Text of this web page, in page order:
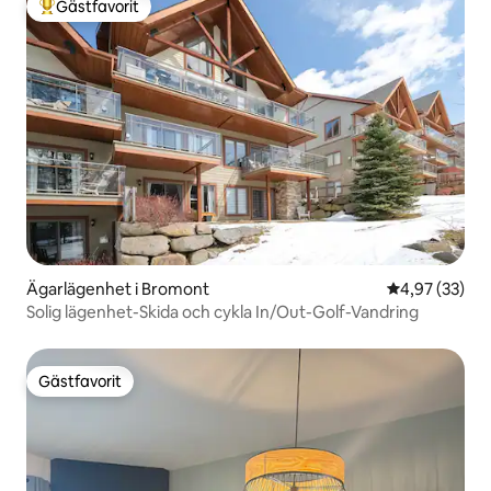
Populär gästfavorit
Gästfavorit
Ägarlägenhet i Bromont 4,97 av 5 i
4,97 (33)
Solig lägenhet-Skida och cykla In/Out-Golf-Vandring
Gästfavorit
Gästfavorit